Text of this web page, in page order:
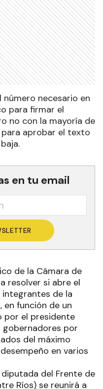
necesario en
para firmar el
no con la mayoría de
aprobar el texto
en tu email
de la Cámara de
resolver si abre el
de la
en función de un
por el presidente
gobernadores por
del máximo
en varios
del Frente de
Ríos) se reunirá a